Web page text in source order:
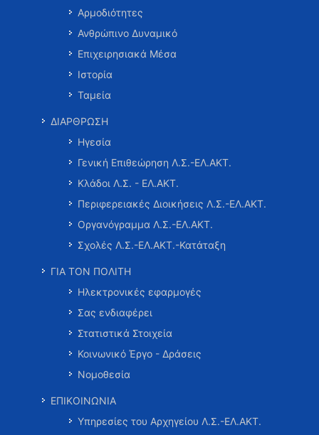
Αρμοδιότητες
Ανθρώπινο Δυναμικό
Επιχειρησιακά Μέσα
Ιστορία
Ταμεία
ΔΙΑΡΘΡΩΣΗ
Ηγεσία
Γενική Επιθεώρηση Λ.Σ.-ΕΛ.ΑΚΤ.
Κλάδοι Λ.Σ. - ΕΛ.ΑΚΤ.
Περιφερειακές Διοικήσεις Λ.Σ.-ΕΛ.ΑΚΤ.
Οργανόγραμμα Λ.Σ.-ΕΛ.ΑΚΤ.
Σχολές Λ.Σ.-ΕΛ.ΑΚΤ.-Κατάταξη
ΓΙΑ ΤΟΝ ΠΟΛΙΤΗ
Ηλεκτρονικές εφαρμογές
Σας ενδιαφέρει
Στατιστικά Στοιχεία
Κοινωνικό Έργο - Δράσεις
Νομοθεσία
ΕΠΙΚΟΙΝΩΝΙΑ
Υπηρεσίες του Αρχηγείου Λ.Σ.-ΕΛ.ΑΚΤ.